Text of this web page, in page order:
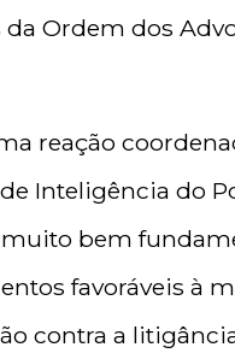
Ordem dos
reação
Inteligência do
bem
favoráveis à
contra a